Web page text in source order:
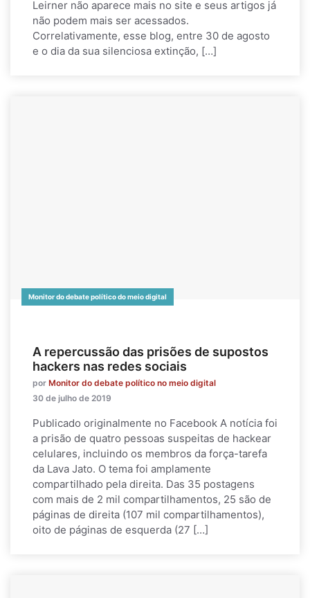
Leirner não aparece mais no site e seus artigos já
não podem mais ser acessados.
Correlativamente, esse blog, entre 30 de agosto
e o dia da sua silenciosa extinção, […]
Monitor do debate político do meio digital
A repercussão das prisões de supostos
hackers nas redes sociais
por Monitor do debate político no meio digital
30 de julho de 2019
Publicado originalmente no Facebook A notícia foi
a prisão de quatro pessoas suspeitas de hackear
celulares, incluindo os membros da força-tarefa
da Lava Jato. O tema foi amplamente
compartilhado pela direita. Das 35 postagens
com mais de 2 mil compartilhamentos, 25 são de
páginas de direita (107 mil compartilhamentos),
oito de páginas de esquerda (27 […]